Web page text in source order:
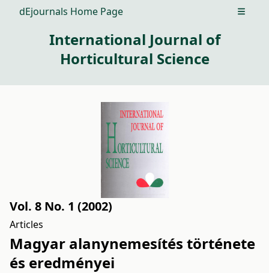
dEjournals Home Page Open
International Journal of
Horticultural Science
Vol. 8 No. 1 (2002)
Articles
Magyar alanynemesítés története
és eredményei